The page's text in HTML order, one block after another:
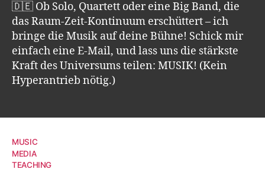
🇩🇪 Ob Solo, Quartett oder eine Big Band, die
das Raum-Zeit-Kontinuum erschüttert – ich
bringe die Musik auf deine Bühne! Schick mir
einfach eine E-Mail, und lass uns die stärkste
Kraft des Universums teilen: MUSIK! (Kein
Hyperantrieb nötig.)
MUSIC
MEDIA
TEACHING